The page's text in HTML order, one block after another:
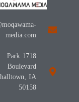
info@moqawama-
media.com
1718 Park
Boulevard
Marshalltown, IA